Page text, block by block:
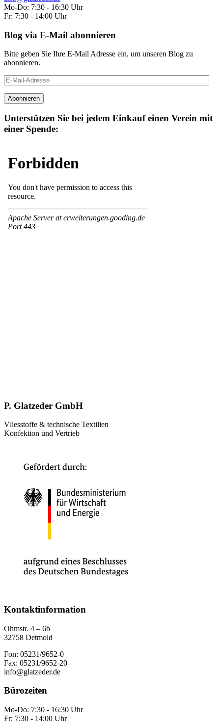
Mo-Do: 7:30 - 16:30 Uhr
Fr: 7:30 - 14:00 Uhr
Blog via E-Mail abonnieren
Bitte geben Sie Ihre E-Mail Adresse ein, um unseren Blog zu
abonnieren.
E-
Mail-
Adresse
Abonnieren
Unterstützen Sie bei jedem Einkauf einen Verein mit
einer Spende:
P. Glatzeder GmbH
Vliesstoffe & technische Textilien
Konfektion und Vertrieb
Kontaktinformation
Ohmstr. 4 – 6b
32758 Detmold
Fon: 05231/9652-0
Fax: 05231/9652-20
info@glatzeder.de
Bürozeiten
Mo-Do: 7:30 - 16:30 Uhr
Fr: 7:30 - 14:00 Uhr